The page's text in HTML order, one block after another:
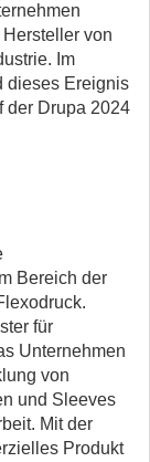
von
Im
dieses Ereignis
der Drupa 2024
Bereich der
für
Unternehmen
von
und Sleeves
Mit der
Produkt